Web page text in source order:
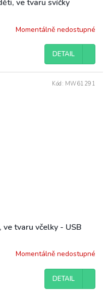
ve tvaru svíčky
Momentálně nedostupné
DETAIL
tvaru včelky - USB
Momentálně nedostupné
DETAIL
Kód: MW61291